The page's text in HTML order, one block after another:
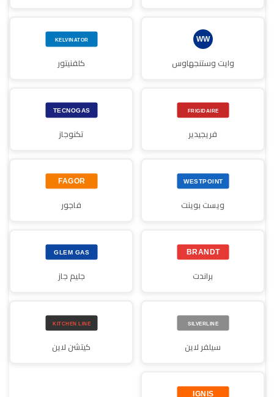
وايت وستنجهاوس كلفنيتور
فريجيدير تكنوجاز
ويست بوينت فاجور
براندت جليم جاز
سيلفر لاين كيتشن لاين